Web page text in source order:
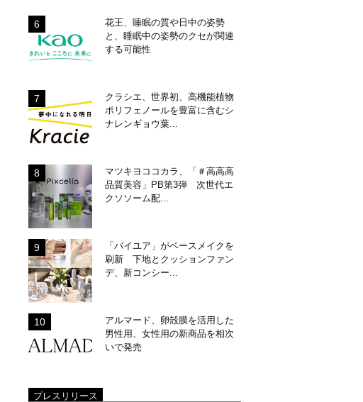
花王、睡眠の質や日中の姿勢
と、睡眠中の姿勢のクセが関連
する可能性
クラシエ、世界初、高機能植物
ポリフェノールを豊富に含むシ
ナレンギョウ葉...
マツキヨココカラ、「＃高高高
品質美容」PB第3弾 次世代エ
クソソーム配...
「バイユア」がベースメイクを
刷新 下地とクッションファン
デ、新コンシー...
アルマード、卵殻膜を活用した
男性用、女性用の新商品を相次
いで発売
プレスリリース